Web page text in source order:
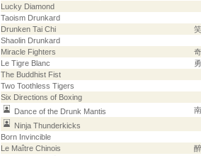
Lucky Diamond
Taoism Drunkard
Drunken Tai Chi
Shaolin Drunkard
Miracle Fighters
Le Tigre Blanc
The Buddhist Fist
Two Toothless Tigers
Six Directions of Boxing
Dance of the Drunk Mantis
Ninja Thunderkicks
Born Invincible
Le Maître Chinois